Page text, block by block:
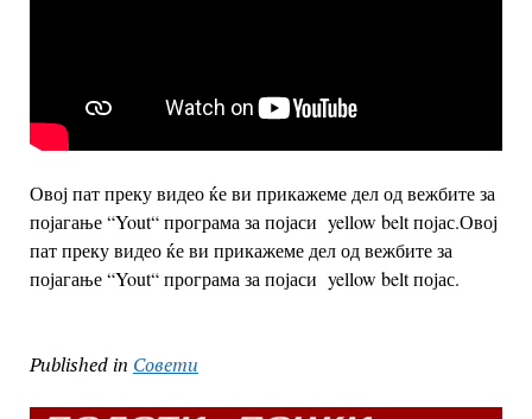
Овој пат преку видео ќе ви прикажеме дел од вежбите за
појагање “Yout“ програма за појаси yellow belt појас.Овој
пат преку видео ќе ви прикажеме дел од вежбите за
појагање “Yout“ програма за појаси yellow belt појас.
Published in Совети